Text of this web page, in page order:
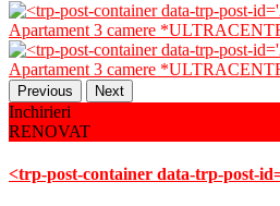
Previous Next
Inchirieri
RENOVAT
<trp-post-container data-trp-post-